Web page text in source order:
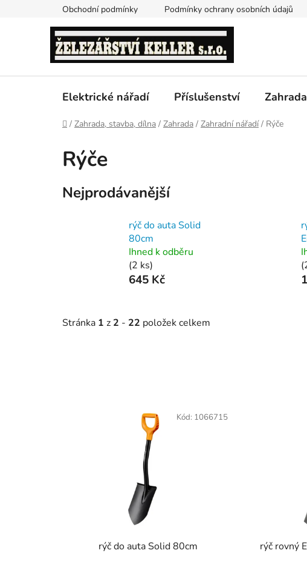
Obchodní podmínky Podmínky ochrany osobních údajů
Elektrické nářadí Příslušenství
Domů
/ Zahrada, stavba, dílna / Zahrada / Zahradní nářadí / Rýče
Rýče
Nejprodávanější
rýč do auta Solid
80cm
Ihned k odběru
(2 ks)
645 Kč
Stránka 1 z 2 - 22 položek celkem
rýč do auta Solid 80cm
Kód: 1066715
rýč rovný